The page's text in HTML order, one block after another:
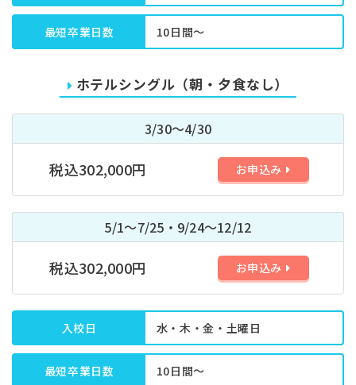
最短卒業日数 10日間～
ホテルシングル（朝・夕食なし）
3/30～4/30
税込302,000円 お申込み
5/1～7/25・9/24～12/12
税込302,000円 お申込み
入校日 水・木・金・土曜日
最短卒業日数 10日間～